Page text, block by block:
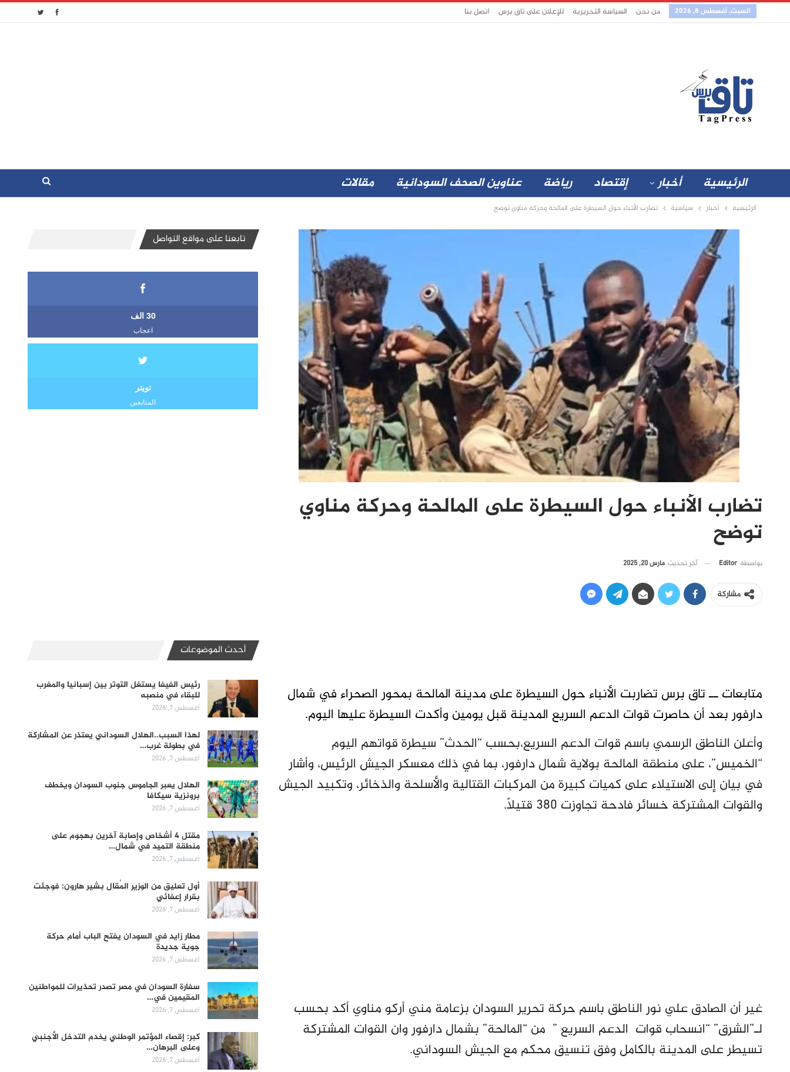
السبت, أغسطس 8, 2026 من نحن السياسة التحريرية للإعلان على تاق برس اتصل بنا
الرئيسية أخبار إقتصاد رياضة عناوين الصحف السودانية مقالات
الرئيسية أخبار سياسية تضارب الأنباء حول السيطرة على المالحة وحركة مناوي توضح
تضارب الأنباء حول السيطرة على المالحة وحركة مناوي
توضح
بواسطة Editor آخر تحديث مارس 20, 2025
مشاركة
متابعات ــ تاق برس تضاربت الأنباء حول السيطرة على مدينة المالحة بمحور الصحراء في شمال
دارفور بعد أن حاصرت قوات الدعم السريع المدينة قبل يومين وأكدت السيطرة عليها اليوم.
وأعلن الناطق الرسمي باسم قوات الدعم السريع،بحسب “الحدث” سيطرة قواتهم اليوم
“الخميس”، على منطقة المالحة بولاية شمال دارفور، بما في ذلك معسكر الجيش الرئيس، وأشار
في بيان إلى الاستيلاء على كميات كبيرة من المركبات القتالية والأسلحة والذخائر، وتكبيد الجيش
والقوات المشتركة خسائر فادحة تجاوزت 380 قتيلاً.
غير أن الصادق علي نور الناطق باسم حركة تحرير السودان بزعامة مني أركو مناوي أكد بحسب
لـ”الشرق” “انسحاب قوات الدعم السريع ” من “المالحة” بشمال دارفور وان القوات المشتركة
تسيطر على المدينة بالكامل وفق تنسيق محكم مع الجيش السوداني.
تابعنا على مواقع التواصل
30 الف
اعجاب
تويتر
المتابعين
أحدث الموضوعات
رئيس الفيفا يستغل التوتر بين إسبانيا والمغرب
للبقاء في منصبه
أغسطس 7, 2026
لهذا السبب..الهلال السوداني يعتذر عن المشاركة
في بطولة غرب…
أغسطس 7, 2026
الهلال يعبر الجاموس جنوب السودان ويخطف
برونزية سيكافا
أغسطس 7, 2026
مقتل 4 أشخاص وإصابة آخرين بهجوم على
منطقة التميد في شمال…
أغسطس 7, 2026
أول تعليق من الوزير المُقال بشير هارون: فوجئت
بقرار إعفائي
أغسطس 7, 2026
مطار زايد في السودان يفتح الباب أمام حركة
جوية جديدة
أغسطس 7, 2026
سفارة السودان في مصر تصدر تحذيرات للمواطنين
المقيمين في…
أغسطس 7, 2026
كبر: إقصاء المؤتمر الوطني يخدم التدخل الأجنبي
وعلى البرهان…
أغسطس 7, 2026